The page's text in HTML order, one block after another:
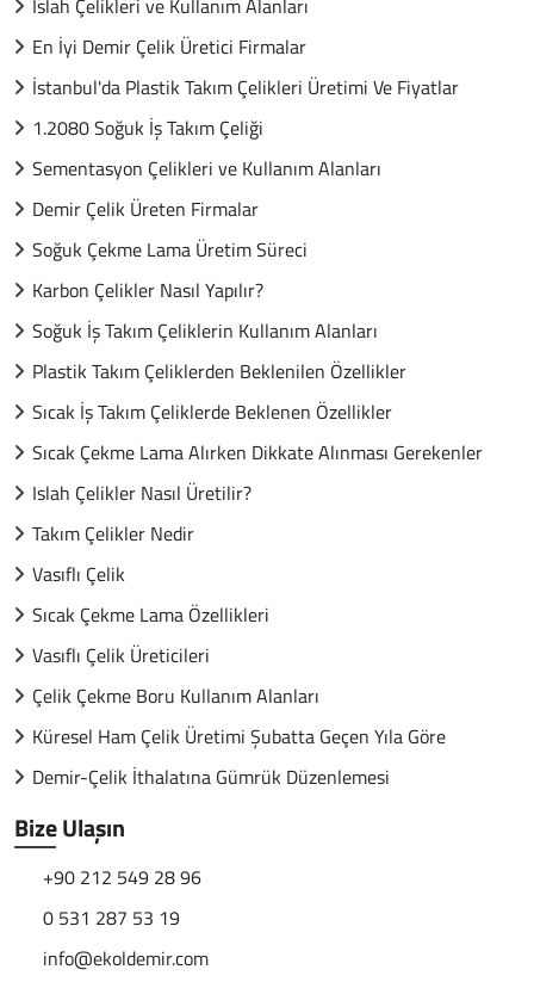
Islah Çelikleri ve Kullanım Alanları
En İyi Demir Çelik Üretici Firmalar
İstanbul'da Plastik Takım Çelikleri Üretimi Ve Fiyatlar
1.2080 Soğuk İş Takım Çeliği
Sementasyon Çelikleri ve Kullanım Alanları
Demir Çelik Üreten Firmalar
Soğuk Çekme Lama Üretim Süreci
Karbon Çelikler Nasıl Yapılır?
Soğuk İş Takım Çeliklerin Kullanım Alanları
Plastik Takım Çeliklerden Beklenilen Özellikler
Sıcak İş Takım Çeliklerde Beklenen Özellikler
Sıcak Çekme Lama Alırken Dikkate Alınması Gerekenler
Islah Çelikler Nasıl Üretilir?
Takım Çelikler Nedir
Vasıflı Çelik
Sıcak Çekme Lama Özellikleri
Vasıflı Çelik Üreticileri
Çelik Çekme Boru Kullanım Alanları
Küresel Ham Çelik Üretimi Şubatta Geçen Yıla Göre
Demir-Çelik İthalatına Gümrük Düzenlemesi
Bize Ulaşın
+90 212 549 28 96
0 531 287 53 19
info@ekoldemir.com